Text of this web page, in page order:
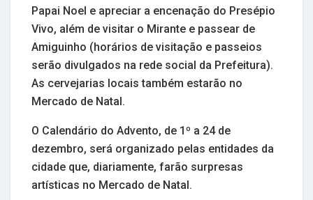
Papai Noel e apreciar a encenação do Presépio
Vivo, além de visitar o Mirante e passear de
Amiguinho (horários de visitação e passeios
serão divulgados na rede social da Prefeitura).
As cervejarias locais também estarão no
Mercado de Natal.
O Calendário do Advento, de 1º a 24 de
dezembro, será organizado pelas entidades da
cidade que, diariamente, farão surpresas
artísticas no Mercado de Natal.